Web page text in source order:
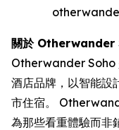
關於 Otherwander
Otherwander Soho
酒店品牌，以智能設
市住宿。
為那些看重體驗而非